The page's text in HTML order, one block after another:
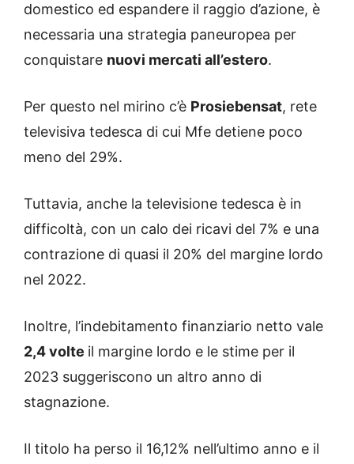
domestico ed espandere il raggio d’azione, è
necessaria una strategia paneuropea per
conquistare nuovi mercati all’estero.
Per questo nel mirino c’è Prosiebensat, rete
televisiva tedesca di cui Mfe detiene poco
meno del 29%.
Tuttavia, anche la televisione tedesca è in
difficoltà, con un calo dei ricavi del 7% e una
contrazione di quasi il 20% del margine lordo
nel 2022.
Inoltre, l’indebitamento finanziario netto vale
2,4 volte il margine lordo e le stime per il
2023 suggeriscono un altro anno di
stagnazione.
Il titolo ha perso il 16,12% nell’ultimo anno e il